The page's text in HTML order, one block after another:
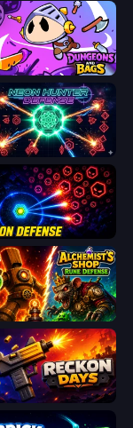
and Bags
Hunter Defense
Defense
Alchemist's Shop: Rune Defense
Days